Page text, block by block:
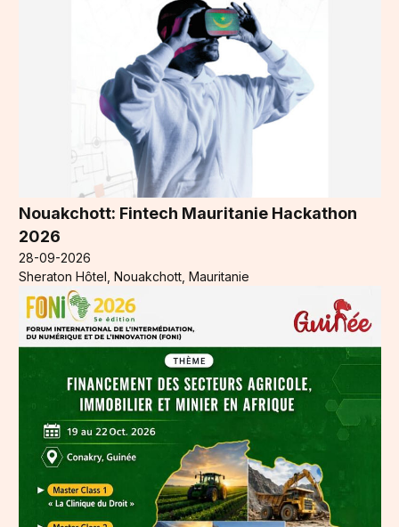
Nouakchott: Fintech Mauritanie Hackathon
2026
28-09-2026
Sheraton Hôtel, Nouakchott, Mauritanie